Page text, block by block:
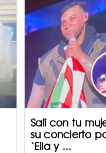
Salí con tu
su concierto
‘Ella y ...